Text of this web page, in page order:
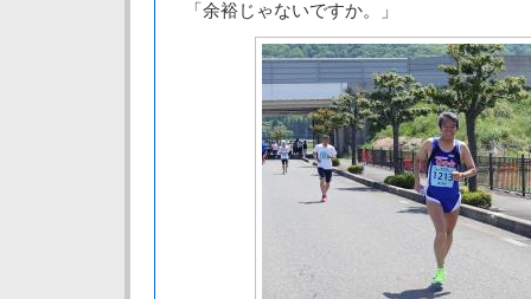
「余裕じゃないですか。」